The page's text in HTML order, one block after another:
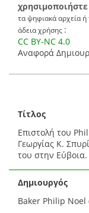
χρησιμοποιήστε
τα ψηφιακά αρχεία
άδεια χρήσης :
CC BY-NC 4.0
Αναφορά
Τίτλος
Επιστολή του
Γεωργίας Κ.
του στην Εύβοια.
Δημιουργός
Baker Philip Noel